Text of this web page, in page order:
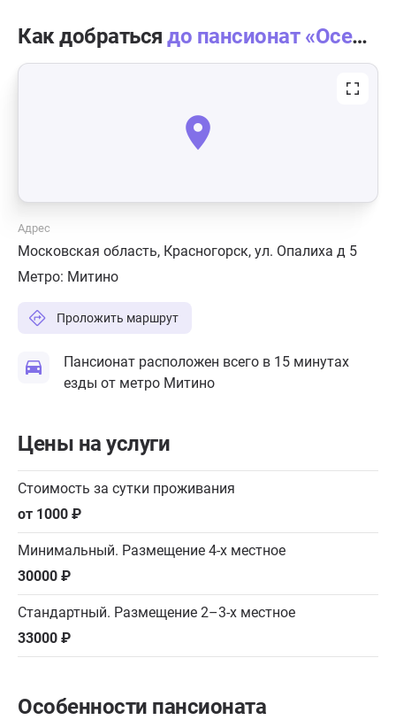
Как добратьсядо пансионат «Осень жизни» Опалиха
Адрес
Московская область, Красногорск, ул. Опалиха д 5
Метро: Митино
Проложить маршрут
Пансионат расположен всего в 15 минутах
езды от метро Митино
Цены на услуги
Стоимость за сутки проживания
от 1000 ₽
Минимальный. Размещение 4-х местное
30000 ₽
Стандартный. Размещение 2–3-х местное
33000 ₽
Особенности пансионата